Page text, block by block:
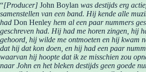
“[Producer] John Boylan was destijds erg
samenstellen van een band. Hij kende alle
had Don Henley hem al een paar nummers
geschreven had. Hij had me horen zingen, hij
gehoord, hij wilde me ontmoeten en hij kwam
dat hij dat kon doen, en hij had een paar
waarvan hij hoopte dat ik ze misschien zou
naar John en het bleken destijds geen goede